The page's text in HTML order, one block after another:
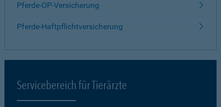
Pferde-OP-Versicherung
Pferde-Haftpflichtversicherung
Servicebereich für Tierärzte